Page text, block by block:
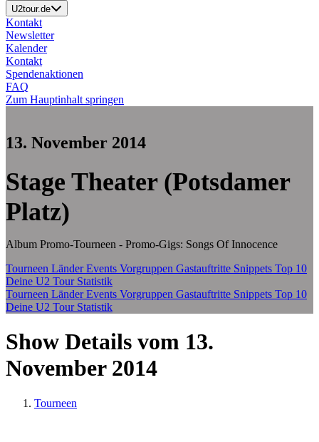
U2tour.de
Kontakt
Newsletter
Kalender
Kontakt
Spendenaktionen
FAQ
Zum Hauptinhalt springen
13. November 2014
Stage Theater (Potsdamer
Platz)
Album Promo-Tourneen - Promo-Gigs: Songs Of Innocence
Tourneen LänderEvents Vorgruppen Gastauftritte Snippets Top 10
Deine U2 Tour Statistik
Tourneen LänderEvents Vorgruppen Gastauftritte Snippets Top 10
Deine U2 Tour Statistik
Show Details vom 13.
November 2014
Tourneen